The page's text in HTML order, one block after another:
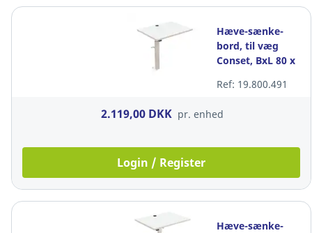
Hæve-sænke-
bord, til væg
Conset, BxL 80 x
Ref: 19.800.491
2.119,00 DKK pr. enhed
Login / Register
Hæve-sænke-